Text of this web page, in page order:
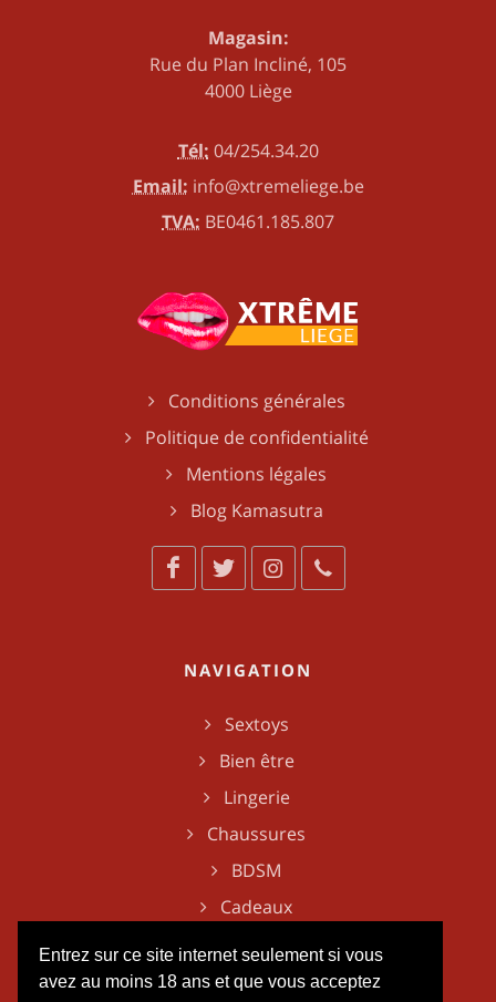
Entrez sur ce site internet seulement si vous
avez au moins 18 ans et que vous acceptez
Magasin:
Rue du Plan Incliné, 105
4000 Liège
Tél: 04/254.34.20
Email: info@xtremeliege.be
TVA: BE0461.185.807
Conditions générales
Politique de confidentialité
Mentions légales
Blog Kamasutra
NAVIGATION
Sextoys
Bien être
Lingerie
Chaussures
BDSM
Cadeaux